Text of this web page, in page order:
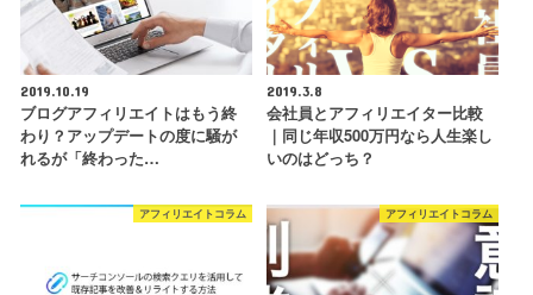
2019.10.19
ブログアフィリエイトはもう終
わり？アップデートの度に騒が
れるが「終わった…
2019.3.8
会社員とアフィリエイター比較
｜同じ年収500万円なら人生楽し
いのはどっち？
アフィリエイトコラム アフィリエイトコラム